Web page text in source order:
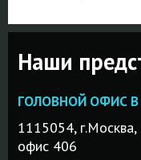
Наши
ГОЛОВНОЙ ОФИС
1115054,
офис 406